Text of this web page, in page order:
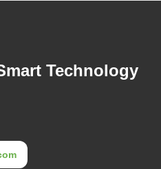
Technology